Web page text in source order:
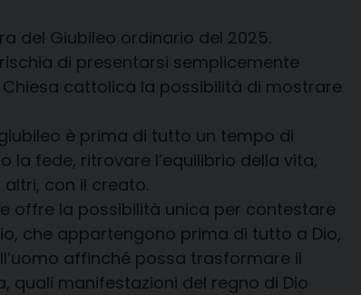
del Giubileo ordinario del 2025.
di presentarsi semplicemente
cattolica la possibilità di mostrare
è prima di tutto un tempo di
fede, ritrovare l’equilibrio della vita,
con il creato.
offre la possibilità unica per contestare
che appartengono prima di tutto a Dio,
affinché possa trasformare il
quali manifestazioni del regno di Dio